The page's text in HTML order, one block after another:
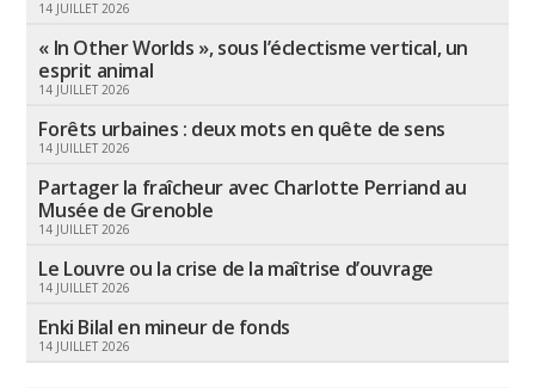
14 JUILLET 2026
« In Other Worlds », sous l’éclectisme vertical, un
esprit animal
14 JUILLET 2026
Forêts urbaines : deux mots en quête de sens
14 JUILLET 2026
Partager la fraîcheur avec Charlotte Perriand au
Musée de Grenoble
14 JUILLET 2026
Le Louvre ou la crise de la maîtrise d’ouvrage
14 JUILLET 2026
Enki Bilal en mineur de fonds
14 JUILLET 2026